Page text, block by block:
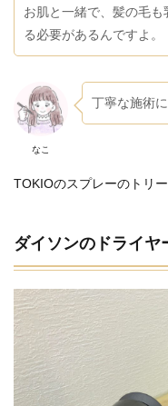
お肌と一緒で、髪の毛
る必要があるんですよ。
なこ
丁寧な施術に
TOKIOのスプレーのトリ
ダイソンのドライヤ